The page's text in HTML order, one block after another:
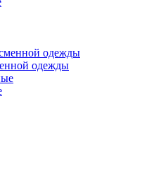
одежды